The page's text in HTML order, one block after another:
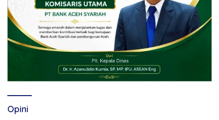
Opini